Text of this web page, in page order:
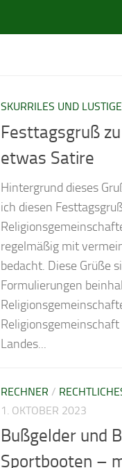
SKURRILES UND
Festtagsgruß
etwas Satire
Hintergrund dieses
ich diesen
regelmäßig mit
bedacht. Diese Grüße
Formulierungen
Landes...
RECHNER /
1. OKTOBER 2023
Bußgelder und
Sportbooten –